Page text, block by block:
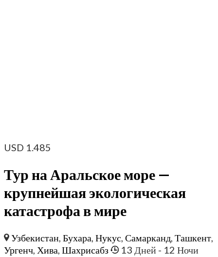
USD 1.485
Тур на Аральское море —
крупнейшая экологическая
катастрофа в мире
Узбекистан,Бухара,Нукус,Самарканд,Ташкент,
Ургенч, Хива, Шахрисабз 13 Дней - 12 Ночи